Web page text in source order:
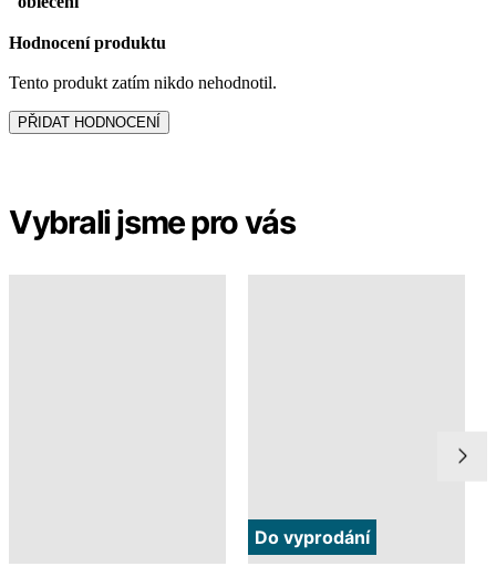
Hodnocení produktu
Tento produkt zatím nikdo nehodnotil.
PŘIDAT HODNOCENÍ
Vybrali jsme pro vás
Do vyprodání